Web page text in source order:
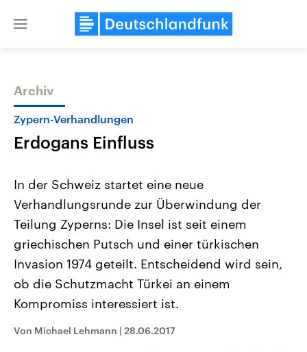
Close
Themen
Landtagswahl Sachsen-Anhalt
2026
Alle Informationen
Sachsen-Anhalt wählt am 6.
September 2026 einen neuen
Bundesland von einer Koalition aus
Umfragen, Prognosen,
Wahlprogramme, aktuelle Berichte
USA
Aktuelle Beiträge,
Hintergründe
Wirtschaftlich und
gehören die Vereinigten
Archiv
Zypern-Verhandlungen
Erdogans Einfluss
In der Schweiz startet eine neue
Verhandlungsrunde zur Überwindung der
Teilung Zyperns: Die Insel ist seit einem
griechischen Putsch und einer türkischen
Invasion 1974 geteilt. Entscheidend wird sein,
ob die Schutzmacht Türkei an einem
Kompromiss interessiert ist.
Von Michael Lehmann | 28.06.2017